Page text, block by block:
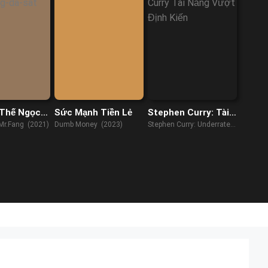
Ngọc
Da Sắt(2021)
Sức Mạnh Tiền Lẻ
Dumb Money (2023)
Stephen Curry: Tài
Năng Vượt Định
Stephen Curry: Underrated